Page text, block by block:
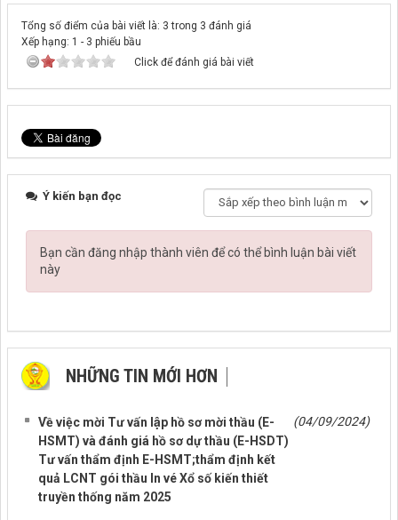
Tổng số điểm của bài viết là: 3 trong 3 đánh giá
Xếp hạng: 1 - 3 phiếu bầu
Click để đánh giá bài viết
Ý kiến bạn đọc
Bạn cần đăng nhập thành viên để có thể bình luận bài viết
này
NHỮNG TIN MỚI HƠN
Về việc mời Tư vấn lập hồ sơ mời thầu (E-
HSMT) và đánh giá hồ sơ dự thầu (E-HSDT)
Tư vấn thẩm định E-HSMT;thẩm định kết
quả LCNT gói thầu In vé Xổ số kiến thiết
truyền thống năm 2025
(04/09/2024)